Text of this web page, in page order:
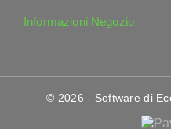
Informazioni Negozio
© 2026 - Software di